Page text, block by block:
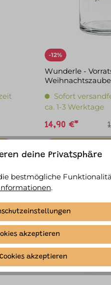
-12%
Wunderle -
Sofort
ca. 1-3 Werktage
14,90 €*
deine Privatsphäre
bestmögliche
.
akzeptieren
akzeptieren